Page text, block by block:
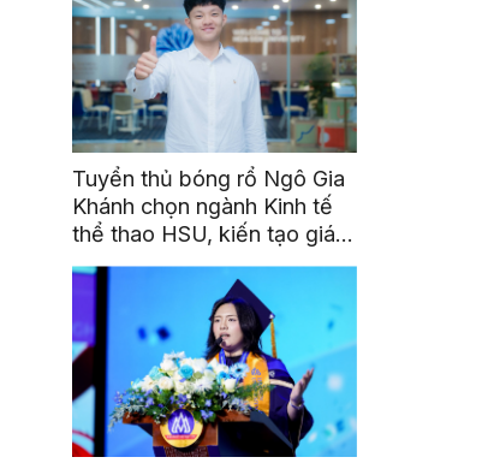
Tuyển thủ bóng rổ Ngô Gia
Khánh chọn ngành Kinh tế
thể thao HSU, kiến tạo giá
trị từ đam mê thể thao